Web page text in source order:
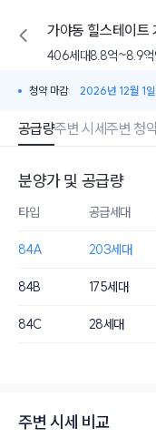
가야동 힐스테이트
406세대8.8억~8.9억
청약 마감 2026년 12월 1일
공급량주변 시세주변 청
분양가 및 공급량
타입 공급세대
84A 203세대
84B 175세대
84C 28세대
주변 시세 비교